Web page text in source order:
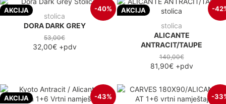
AKCIJA -40%
stolica
DORA DARK GREY
53,00€
32,00€+pdv
AKCIJA -
stolica
ALICANTE
ANTRACIT/TAUPE
140,00€
81,90€+pdv
AKCIJA -43% -